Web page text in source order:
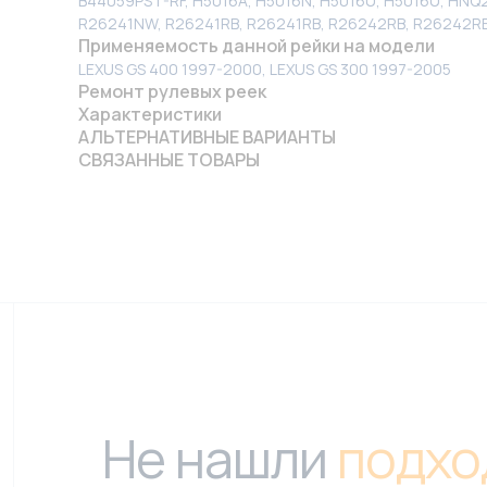
R26241NW, R26241RB, R26241RB, R26242RB,
Применяемость данной рейки на модели
LEXUS GS 400 1997-2000, LEXUS GS 300 1997-2005
Ремонт рулевых реек
Характеристики
АЛЬТЕРНАТИВНЫЕ ВАРИАНТЫ
СВЯЗАННЫЕ ТОВАРЫ
Не нашли